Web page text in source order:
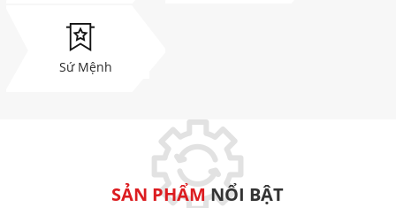
Sứ Mệnh
SẢN PHẨMNỔI BẬT